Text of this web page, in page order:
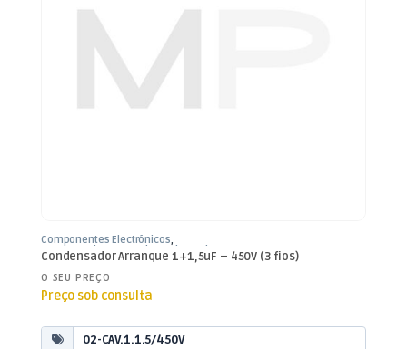
Componentes Electrónicos
Condensadores
Condensadores de
Arranque
Condensador Arranque 1+1,5uF – 450V (3 fios)
O SEU PREÇO
Preço sob consulta
02-CAV.1.1.5/450V